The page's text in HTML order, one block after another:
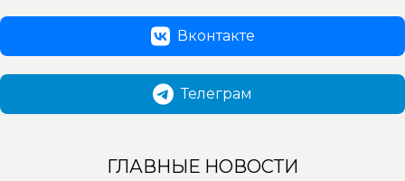
Вконтакте
Телеграм
ГЛАВНЫЕ НОВОСТИ